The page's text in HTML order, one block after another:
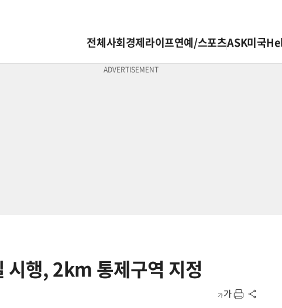
전체사회경제라이프연예/스포츠ASK미국
시행, 2km 통제구역 지정